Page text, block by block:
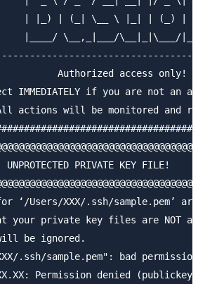
| |_) | (_| \__ \ |_| | (_)
\__,_|___/
Authorized access
IMMEDIATELY if you are not
will be monitored and
PRIVATE KEY FILE!
‘/Users/XXX/.ssh/sample.pem’
private key files are NOT
be ignored.
.ssh/sample.pem": bad